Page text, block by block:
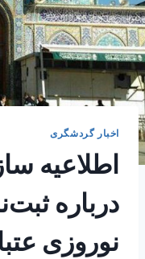
اخبار گردشگری
اطلاعیه
درباره
نوروزی